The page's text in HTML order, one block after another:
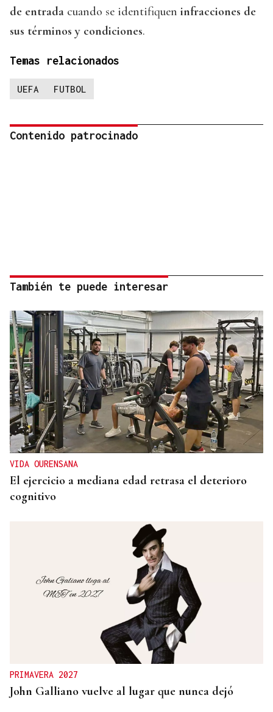
de entrada cuando se identifiquen infracciones de
sus términos y condiciones.
Temas relacionados
UEFA FUTBOL
Contenido patrocinado
También te puede interesar
VIDA OURENSANA
El ejercicio a mediana edad retrasa el deterioro
cognitivo
PRIMAVERA 2027
John Galliano vuelve al lugar que nunca dejó